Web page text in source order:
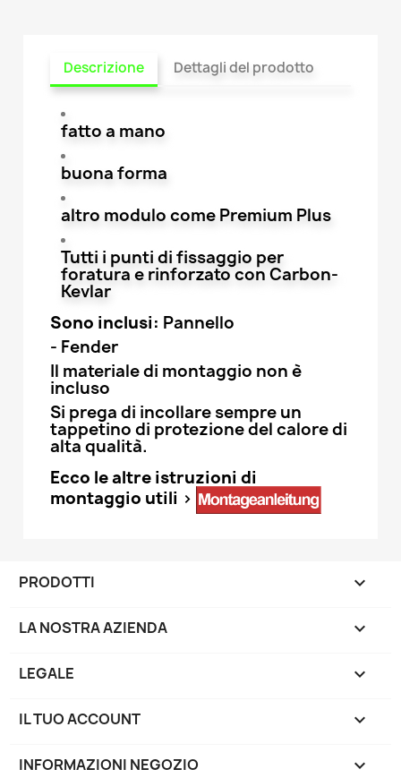
Descrizione Dettagli del prodotto
fatto a mano
buona forma
altro modulo come Premium Plus
Tutti i punti di fissaggio per
foratura e rinforzato con Carbon-
Kevlar
Sono inclusi: Pannello
- Fender
Il materiale di montaggio non è
incluso
Si prega di incollare sempre un
tappetino di protezione del calore di
alta qualità.
Ecco le altre istruzioni di
montaggio utili >
PRODOTTI 
LA NOSTRA AZIENDA 
LEGALE 
IL TUO ACCOUNT 
INFORMAZIONI NEGOZIO keyboard_arrow_down